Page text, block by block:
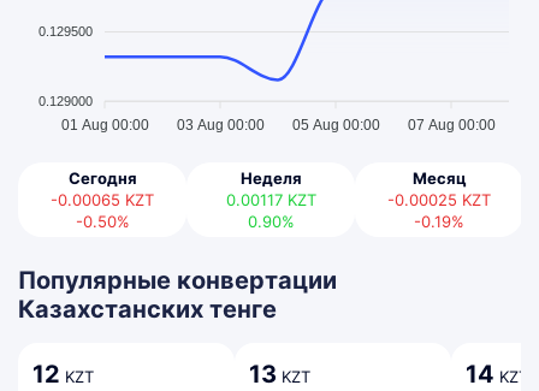
0.129500
0.129000
01 Aug 00:00 03 Aug 00:00 05 Aug 00:00 07 Aug 00:00
Сегодня
-0.00065 KZT
-0.50%
Неделя
0.00117 KZT
0.90%
Месяц
-0.00025 KZT
-0.19%
Популярные конвертации
Казахстанских тенге
12 KZT
13 KZT
14 KZT